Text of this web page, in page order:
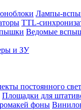
Лампы-
TTL-
Ведомые
и ЗУ
постоянного
Площадки для
фоны